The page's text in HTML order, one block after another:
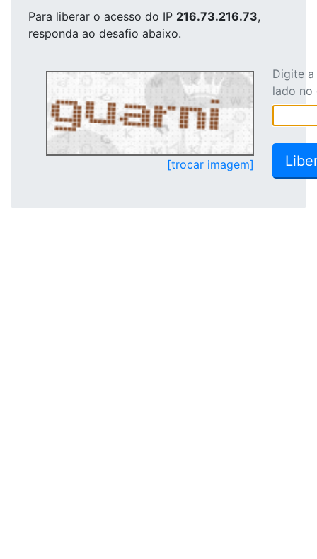
Para liberar o acesso do IP 216.73.216.73,
responda ao desafio abaixo.
[trocar imagem]
Digite
lado no